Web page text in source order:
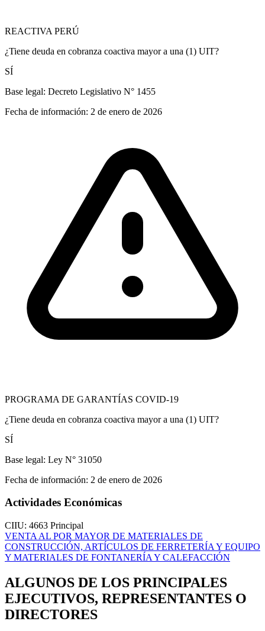
REACTIVA PERÚ
¿Tiene deuda en cobranza coactiva mayor a una (1) UIT?
SÍ
Base legal: Decreto Legislativo N° 1455
Fecha de información: 2 de enero de 2026
PROGRAMA DE GARANTÍAS COVID-19
¿Tiene deuda en cobranza coactiva mayor a una (1) UIT?
SÍ
Base legal: Ley N° 31050
Fecha de información: 2 de enero de 2026
Actividades Económicas
CIIU: 4663 Principal
VENTA AL POR MAYOR DE MATERIALES DE
CONSTRUCCIÓN, ARTÍCULOS DE FERRETERÍA Y EQUIPO
Y MATERIALES DE FONTANERÍA Y CALEFACCIÓN
ALGUNOS DE LOS PRINCIPALES
EJECUTIVOS, REPRESENTANTES O
DIRECTORES